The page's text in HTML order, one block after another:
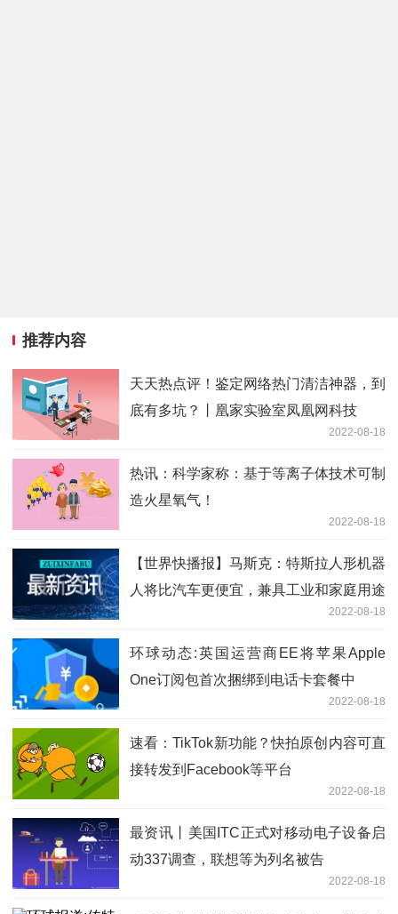
推荐内容
天天热点评！鉴定网络热门清洁神器，到
底有多坑？丨凰家实验室凤凰网科技
2022-08-18
热讯：科学家称：基于等离子体技术可制
造火星氧气！
2022-08-18
【世界快播报】马斯克：特斯拉人形机器
人将比汽车更便宜，兼具工业和家庭用途
2022-08-18
环球动态:英国运营商EE将苹果Apple
One订阅包首次捆绑到电话卡套餐中
2022-08-18
速看：TikTok新功能？快拍原创内容可直
接转发到Facebook等平台
2022-08-18
最资讯丨美国ITC正式对移动电子设备启
动337调查，联想等为列名被告
2022-08-18